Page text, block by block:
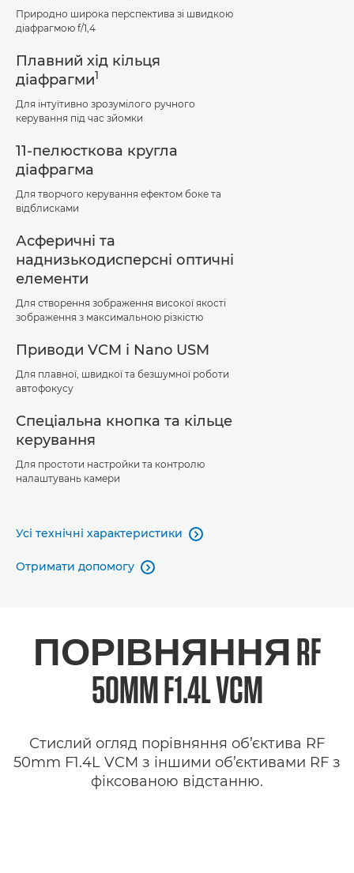
Природно широка перспектива зі швидкою
діафрагмою f/1,4
Плавний хід кільця
діафрагми1
Для інтуїтивно зрозумілого ручного
керування під час зйомки
11-пелюсткова кругла
діафрагма
Для творчого керування ефектом боке та
відблисками
Асферичні та
наднизькодисперсні оптичні
елементи
Для створення зображення високої якості
зображення з максимальною різкістю
Приводи VCM і Nano USM
Для плавної, швидкої та безшумної роботи
автофокусу
Спеціальна кнопка та кільце
керування
Для простоти настройки та контролю
налаштувань камери
Усі технічні характеристики 
Отримати допомогу 
ПОРІВНЯННЯ RF
50MM F1.4L VCM
Стислий огляд порівняння об’єктива RF
50mm F1.4L VCM з іншими об’єктивами RF з
фіксованою відстанню.